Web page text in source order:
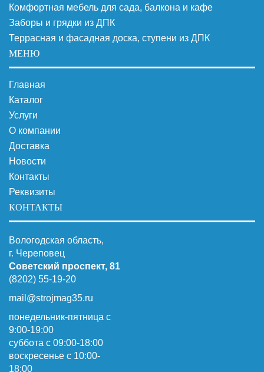
Комфортная мебель для сада, балкона и кафе
Заборы и грядки из ДПК
Террасная и фасадная доска, ступени из ДПК
МЕНЮ
Главная
Каталог
Услуги
О компании
Доставка
Новости
Контакты
Реквизиты
КОНТАКТЫ
Вологодская область,
г. Череповец
Советский проспект, 81
(8202) 55-19-20
mail@strojmag35.ru
понедельник-пятница с
9:00-19:00
суббота c 09:00-18:00
воскресенье с 10:00-
18:00